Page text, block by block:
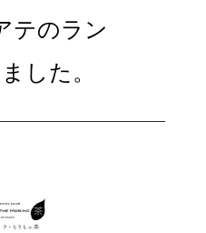
テのラン
した。